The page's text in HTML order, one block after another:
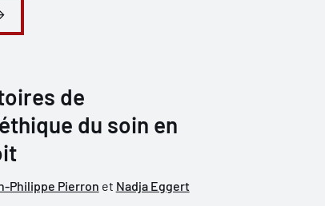
de
du soin en
Philippe Pierron et Nadja Eggert